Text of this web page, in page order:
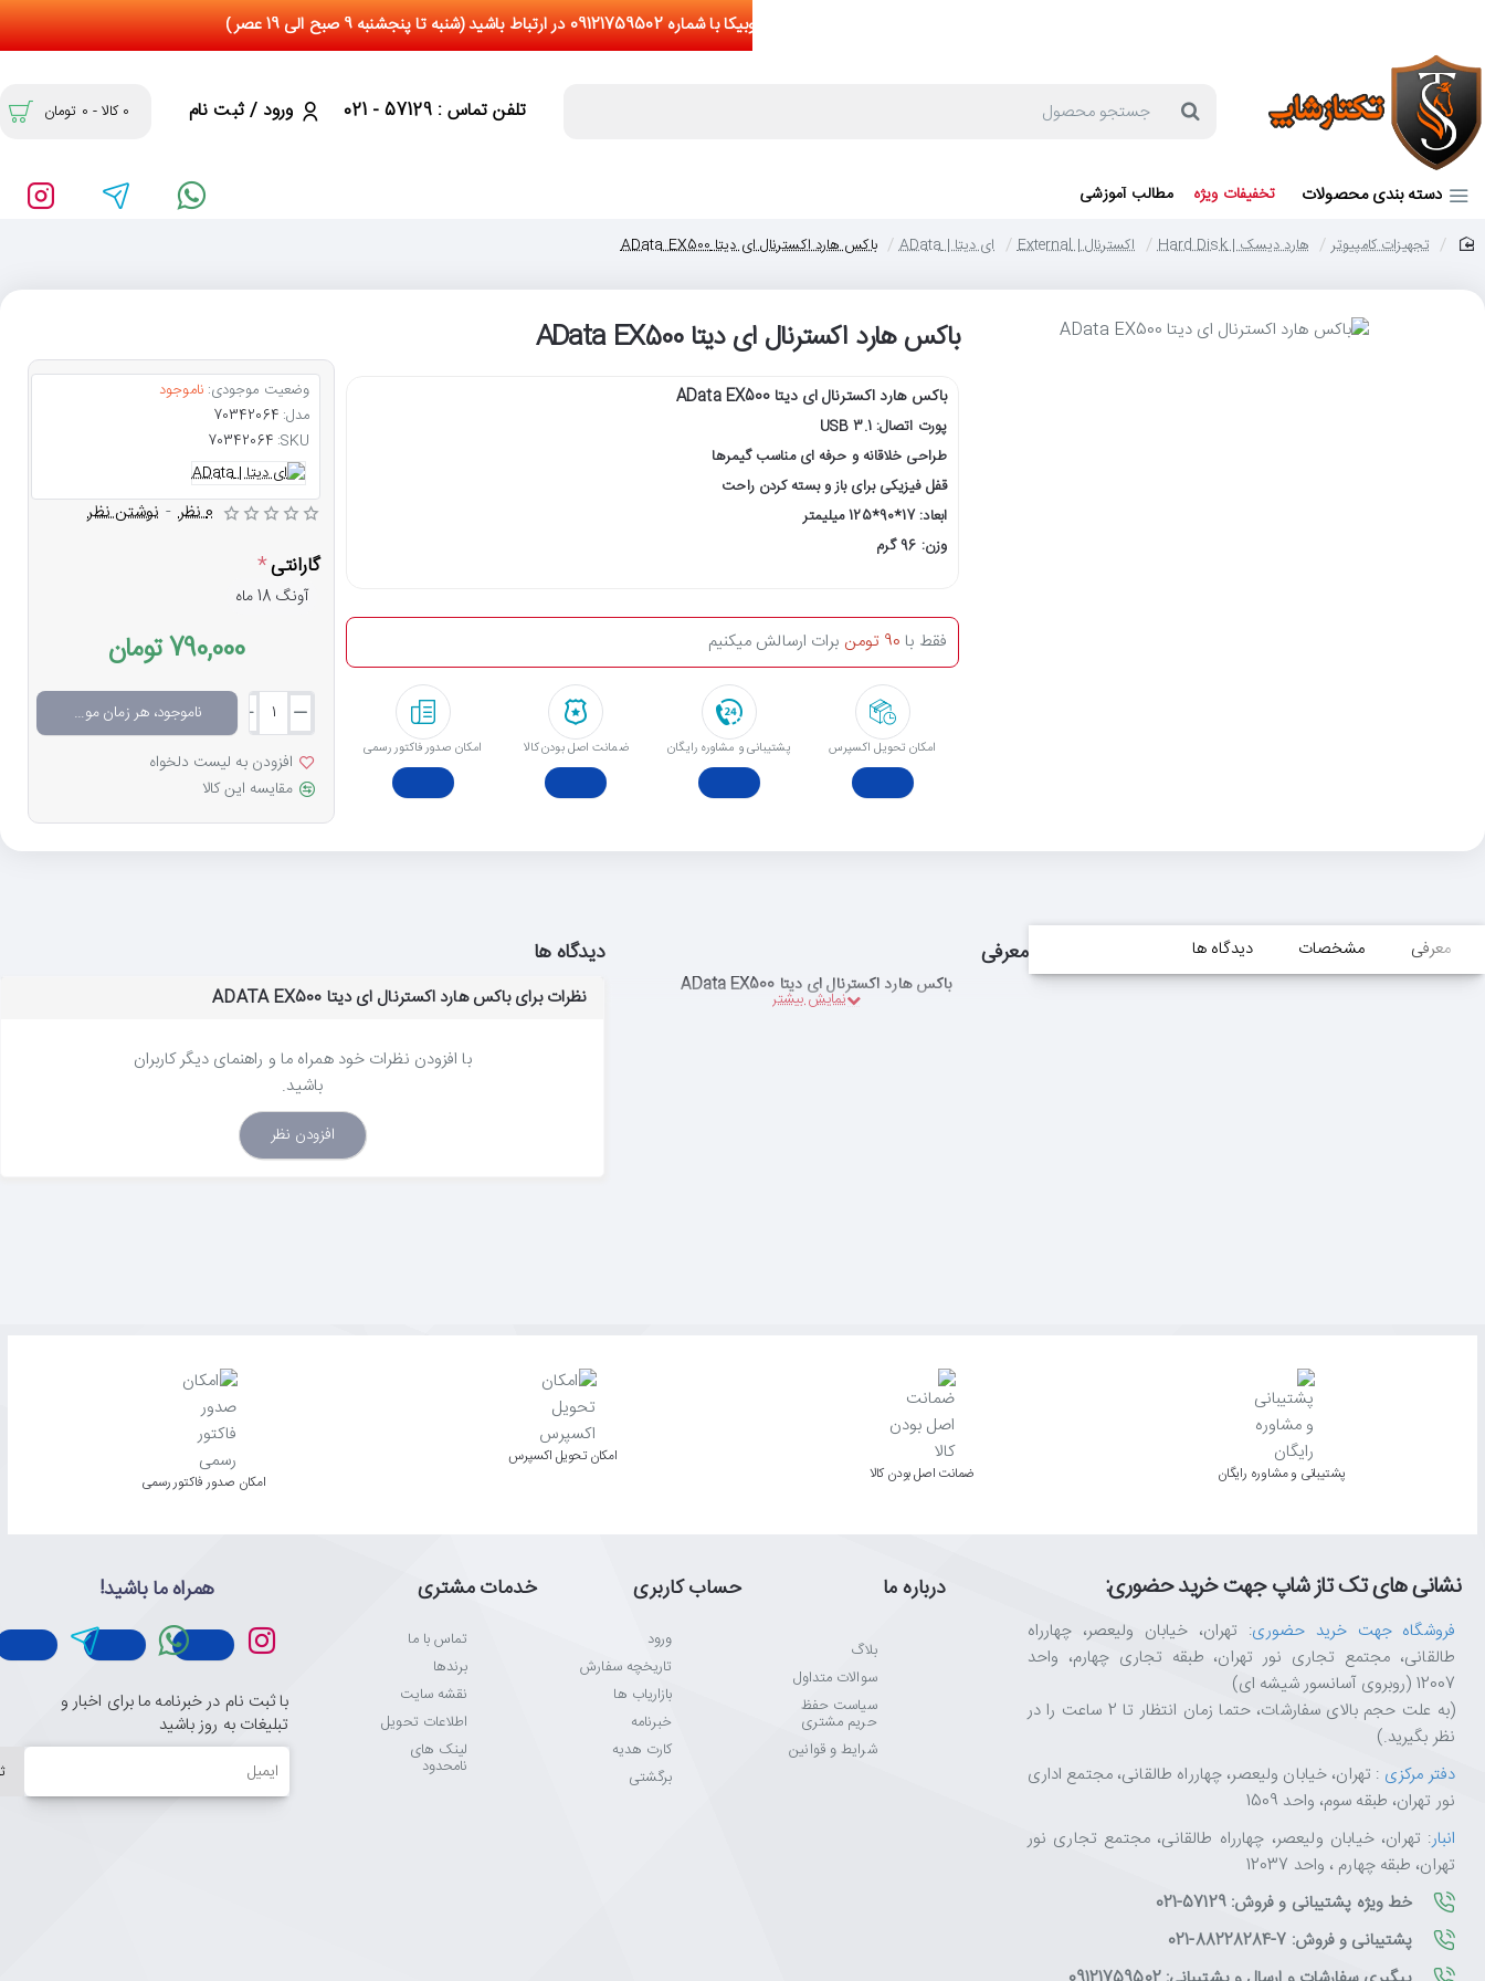
جستجو
تلفن تماس : 57129 - 021 ورود / ثبت نام 0 کالا - 0 تومان
دسته بندی محصولات تخفیفات ویژه مطالب آموزشی
تجهیزات کامپیوتر هارد دیسک | Hard Disk اکسترنال | External ای دیتا | AData باکس هارد اکسترنال ای دیتا AData EX500
باکس هارد اکسترنال ای دیتا AData EX500
باکس هارد اکسترنال ای دیتا AData EX500
پورت اتصال: USB 3.1
طراحی خلاقانه و حرفه ای مناسب گیمرها
قفل فیزیکی برای باز و بسته کردن راحت
ابعاد: 17*90*125 میلیمتر
وزن: 96 گرم
امکان تحویل اکسپرس پشتیبانی و مشاوره رایگان ﺿﻤﺎﻧﺖ اﺻﻞ ﺑﻮدن ﮐﺎﻟﺎ امکان صدور فاکتور رسمی
فقط با 90 تومن برات ارسالش میکنیم
وضعیت موجودی: ناموجود
مدل: 70342064
SKU:
70342064
0 نظر - نوشتن نظر
گارانتی
آونگ 18 ماه
790,000 تومان
ناموجود، هر زمان موجود شد خبرم کن
افزودن به لیست دلخواه
مقایسه این کالا
معرفی مشخصات دیدگاه ها معرفی
باکس هارد اکسترنال ای دیتا AData EX500
دیدگاه ها
نظرات برای باکس هارد اکسترنال ای دیتا ADATA EX500
با افزودن نظرات خود همراه ما و راهنمای دیگر کاربران
باشید.
افزودن نظر
پشتیبانی و مشاوره رایگان ﺿﻤﺎﻧﺖ اﺻﻞ ﺑﻮدن ﮐﺎﻟﺎ
اﻣﮑﺎن ﺗﺤﻮﯾﻞ اﮐﺴﭙﺮس
امکان صدور فاکتور رسمی
نشانی های تک تاز شاپ جهت خرید حضوری:
فروشگاه جهت خرید حضوری: تهران، خیابان ولیعصر، چهارراه
طالقانی، مجتمع تجاری نور تهران، طبقه تجاری چهارم، واحد
12007 (روبروی آسانسور شیشه ای)
(به علت حجم بالای سفارشات، حتما زمان انتظار تا 2 ساعت را در
نظر بگیرید.)
دفتر مرکزی : تهران، خیابان ولیعصر، چهارراه طالقانی، مجتمع اداری
نور تهران، طبقه سوم، واحد 1509
انبار: تهران، خیابان ولیعصر، چهارراه طالقانی، مجتمع تجاری نور
تهران، طبقه چهارم ، واحد 12037
خط ویژه پشتیبانی و فروش: 57129-021
پشتیبانی و فروش: 7-88228284-021
درباره ما
بلاگ
سوالات متداول
سیاست حفظ
حریم مشتری
شرایط و قوانین
حساب کاربری
ورود
تاریخچه سفارش
بازاریاب ها
خبرنامه
کارت هدیه
برگشتی
خدمات مشتری
تماس با ما
برندها
نقشه سایت
اطلاعات تحویل
لینک های
نامحدود
همراه ما باشید!
با ثبت نام در خبرنامه ما برای اخبار و
تبلیغات به روز باشید
ایمیل